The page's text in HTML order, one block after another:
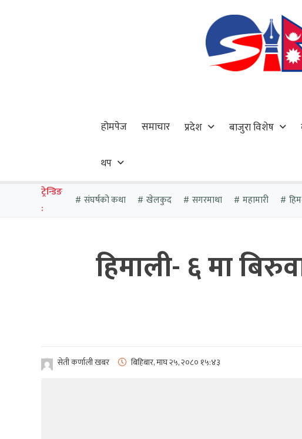
होमपेज समाचार प्रदेश बाजुरा विशेष
थप
ट्रेन्डिङ
:
संघर्षको कथा खेलकुद सगरमाथा महामारी
हिमाली- ६ मा
सेती कर्णाली खबर बिहिबार, माघ २५, २०८० १५:४३